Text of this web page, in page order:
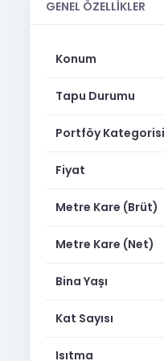
* Her biri 285 m²
* 110 m² ilave batar
* 7,5 metre tavan
* 8 ton kapasiteli
* Hazır vinç ray sistemi
* Sanayi elektriği
* Kamyon ve yük
* Batar katta 3 ayrı
* Mutfak
GENEL ÖZELLİKLER
Konum
Tapu Durumu
Portföy Kategorisi
Fiyat
Metre Kare (Brüt)
Metre Kare (Net)
Bina Yaşı
Kat Sayısı
Isıtma